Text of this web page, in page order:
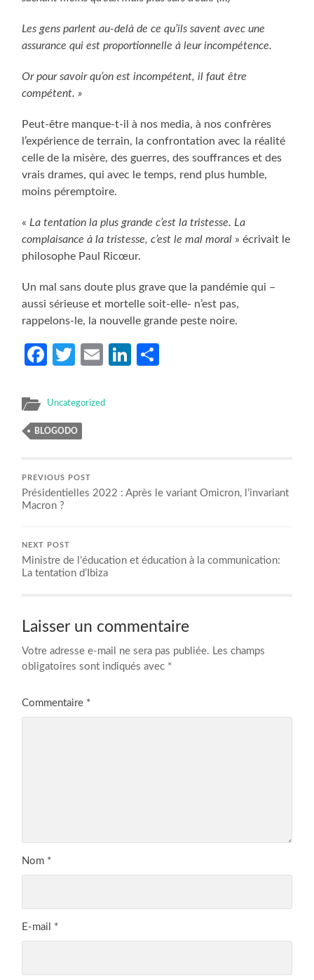
Les gens parlent au-delà de ce qu’ils savent avec une
assurance qui est proportionnelle à leur incompétence.
Or pour savoir qu’on est incompétent, il faut être
compétent. »
Peut-être manque-t-il à nos media, à nos confrères
l’expérience de terrain, la confrontation avec la réalité
celle de la misère, des guerres, des souffrances et des
vrais drames, qui avec le temps, rend plus humble,
moins péremptoire.
« La tentation la plus grande c’est la tristesse. La
complaisance à la tristesse, c’est le mal moral » écrivait le
philosophe Paul Ricœur.
Un mal sans doute plus grave que la pandémie qui –
aussi sérieuse et mortelle soit-elle- n’est pas,
rappelons-le, la nouvelle grande peste noire.
Facebook
Twitter
EmailLinkedIn
Uncategorized
BLOGODO
PREVIOUS POST
Présidentielles 2022 : Après le variant Omicron, l’invariant
Macron ?
NEXT POST
Ministre de l’éducation et éducation à la communication:
La tentation d’Ibiza
Laisser un commentaire
Votre adresse e-mail ne sera pas publiée. Les champs
obligatoires sont indiqués avec *
Commentaire *
Nom *
E-mail *